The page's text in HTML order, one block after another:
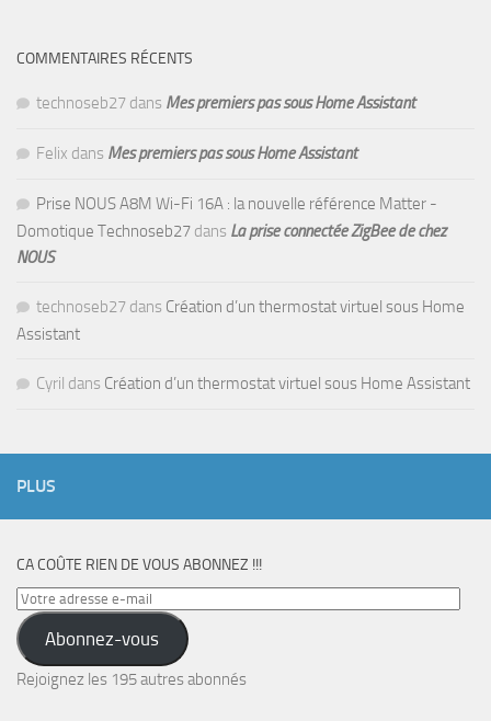
COMMENTAIRES RÉCENTS
technoseb27 dans Mes premiers pas sous Home Assistant
Felix dans Mes premiers pas sous Home Assistant
Prise NOUS A8M Wi-Fi 16A : la nouvelle référence Matter -
Domotique Technoseb27 dans La prise connectée ZigBee de chez
NOUS
technoseb27 dans Création d’un thermostat virtuel sous Home
Assistant
Cyril dans Création d’un thermostat virtuel sous Home Assistant
PLUS
CA COÛTE RIEN DE VOUS ABONNEZ !!!
Votre
adresse
e-
mail
Abonnez-vous
Rejoignez les 195 autres abonnés